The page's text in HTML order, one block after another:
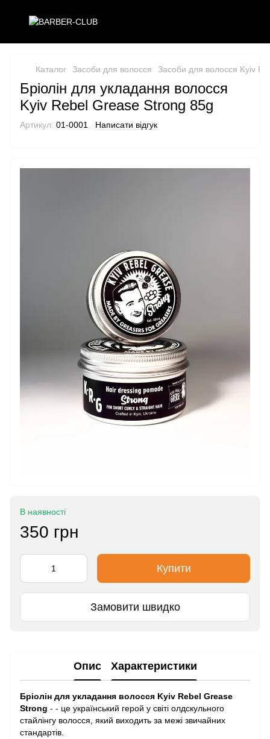
Каталог Засоби для волосся Засоби для волосся Kyiv
Бріолін для укладання волосся
Kyiv Rebel Grease Strong 85g
Артикул: 01-0001 Написати відгук
В наявності
350 грн
Купити
Замовити швидко
Опис Характеристики
Бріолін для укладання волосся Kyiv Rebel Grease
Strong - - це український герой у світі олдскульного
стайлінгу волосся, який виходить за межі звичайних
стандартів.